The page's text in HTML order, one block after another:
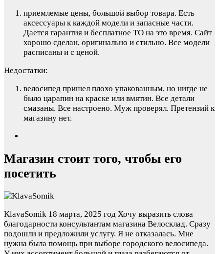
приемлемые цены, большой выбор товара. Есть
аксессуары к каждой модели и запасные части.
Дается гарантия и бесплатное ТО на это время. Сайт
хорошо сделан, оригинально и стильно. Все модели
расписаны и с ценой.
Недостатки:
велосипед пришел плохо упакованным, но нигде не
было царапин на краске или вмятин. Все детали
смазаны. Все настроено. Муж проверял. Претензий к
магазину нет.
Магазин стоит того, чтобы его
посетить
KlavaSomik 18 марта, 2025 год Хочу выразить слова
благодарности консультантам магазина Велосклад. Сразу
подошли и предложили услугу. Я не отказалась. Мне
нужна была помощь при выборе городского велосипеда.